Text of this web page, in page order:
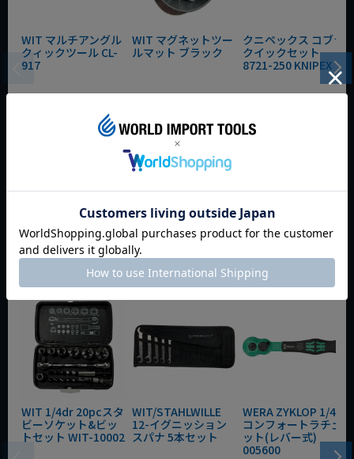
WIT マルチアングル
クィックツール CL-
917
WIT マグネットツー
ルマット ブラック
定価 ¥ 0
¥3,465 税込
クニペックス コブラ
クイックセット
8721-250 KNIPEX
定価
今週のおすすめアイテム
WIT 1/4dr 20pcスタ
ビーソケット&ビッ
トセット WIT-10002
WIT/STAHLWILLE
12-イグニッション
スパナ 5本セット
WERA ZYKLOP 1/4"
コンフォートラチェ
ット(レバー式)
005600